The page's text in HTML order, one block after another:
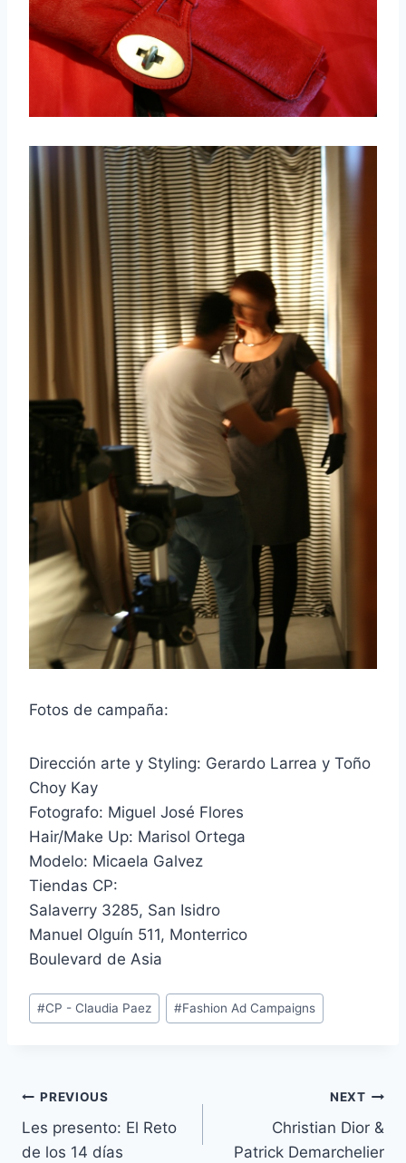
Fotos de campaña:
Dirección arte y Styling: Gerardo Larrea y Toño
Choy Kay
Fotografo: Miguel José Flores
Hair/Make Up: Marisol Ortega
Modelo: Micaela Galvez
Tiendas CP:
Salaverry 3285, San Isidro
Manuel Olguín 511, Monterrico
Boulevard de Asia
Post
Tags:
#CP - Claudia Paez #Fashion Ad Campaigns
Navegación
de
PREVIOUS
Les presento: El Reto
de los 14 días
NEXT
Christian Dior &
Patrick Demarchelier